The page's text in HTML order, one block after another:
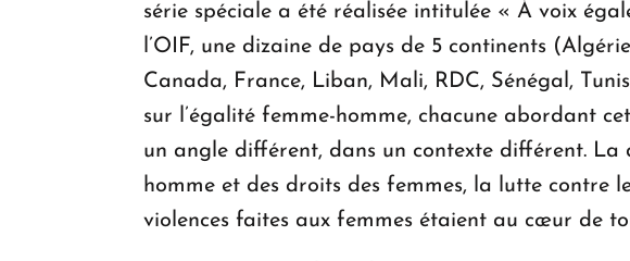
série spéciale a été réalisée intitulée « À voix
l’OIF, une dizaine de pays de 5 continents
Canada, France, Liban, Mali, RDC, Sénégal,
sur l’égalité femme-homme, chacune abordant
un angle différent, dans un contexte différent. La
homme et des droits des femmes, la lutte contre
violences faites aux femmes étaient au cœur de